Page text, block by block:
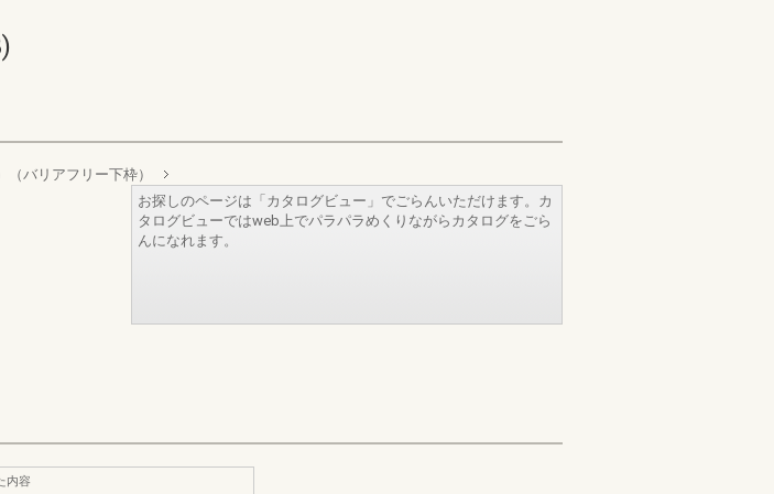
バリアフリー下枠）
お探しのページは「カタログビュー」でごらんいただけます。カ
タログビューではweb上でパラパラめくりながらカタログをごら
んになれます。
内容